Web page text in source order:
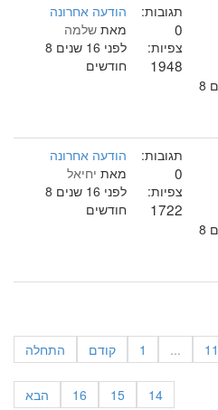
לפני 16 שנים 8
תגובות:
0
צפיות:
1948
הודעה אחרונה
מאת שלמה
לפני 16 שנים 8
חודשים
לפני 16 שנים 8
תגובות:
0
צפיות:
1722
הודעה אחרונה
מאת יחיאל
לפני 16 שנים 8
חודשים
התחלה קודם 1 ... 11
14
15
16 הבא